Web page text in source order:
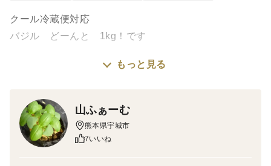
クール冷蔵便対応
バジル どーんと 1kg！です
熊本のおいしい水と土、ハウスで育てたバジルです☆
いろんな料理を
たーっぷり お楽しみいただけますよ
もっと見る
山ふぁーむ
熊本県宇城市
7いいね